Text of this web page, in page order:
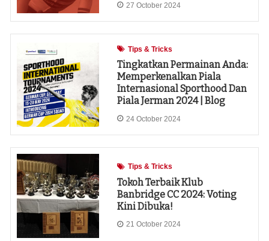
27 October 2024
Tips & Tricks
Tingkatkan Permainan Anda:
Memperkenalkan Piala
Internasional Sporthood Dan
Piala Jerman 2024 | Blog
24 October 2024
Tips & Tricks
Tokoh Terbaik Klub
Banbridge CC 2024: Voting
Kini Dibuka!
21 October 2024